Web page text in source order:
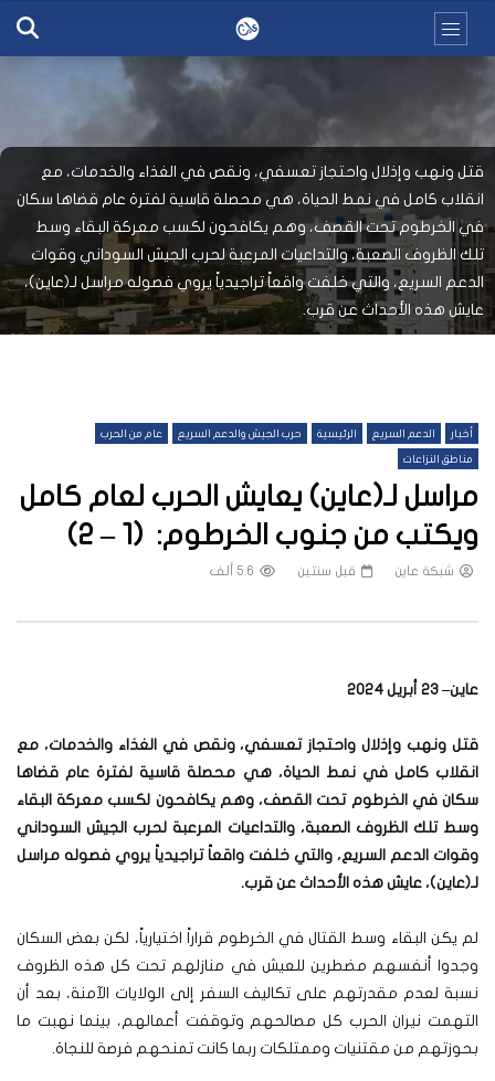
قتل ونهب وإذلال واحتجاز تعسفي، ونقص في الغذاء والخدمات، مع
انقلاب كامل في نمط الحياة، هي محصلة قاسية لفترة عام قضاها سكان
في الخرطوم تحت القصف، وهم يكافحون لكسب معركة البقاء وسط
تلك الظروف الصعبة، والتداعيات المرعبة لحرب الجيش السوداني وقوات
الدعم السريع، والتي خلفت واقعاً تراجيدياً يروي فصوله مراسل لـ(عاين)،
عايش هذه الأحداث عن قرب.
أخبار الدعم السريع الرئيسية حرب الجيش والدعم السريع عام من الحرب
مناطق النزاعات
مراسل لـ(عاين) يعايش الحرب لعام كامل
ويكتب من جنوب الخرطوم: (1 – 2)
شبكة عاين قبل سنتين 5.6 ألف
عاين– 23 أبريل 2024
قتل ونهب وإذلال واحتجاز تعسفي، ونقص في الغذاء والخدمات، مع
انقلاب كامل في نمط الحياة، هي محصلة قاسية لفترة عام قضاها
سكان في الخرطوم تحت القصف، وهم يكافحون لكسب معركة البقاء
وسط تلك الظروف الصعبة، والتداعيات المرعبة لحرب الجيش السوداني
وقوات الدعم السريع، والتي خلفت واقعاً تراجيدياً يروي فصوله مراسل
لـ(عاين)، عايش هذه الأحداث عن قرب.
لم يكن البقاء وسط القتال في الخرطوم قراراً اختيارياً، لكن بعض السكان
وجدوا أنفسهم مضطرين للعيش في منازلهم تحت كل هذه الظروف
نسبة لعدم مقدرتهم على تكاليف السفر إلى الولايات الآمنة، بعد أن
التهمت نيران الحرب كل مصالحهم وتوقفت أعمالهم، بينما نهبت ما
بحوزتهم من مقتنيات وممتلكات ربما كانت تمنحهم فرصة للنجاة.